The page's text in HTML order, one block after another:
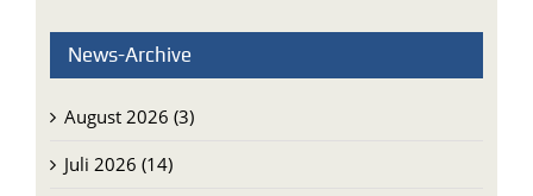
August 2026 (3)
Juli 2026 (14)
Juni 2026 (13)